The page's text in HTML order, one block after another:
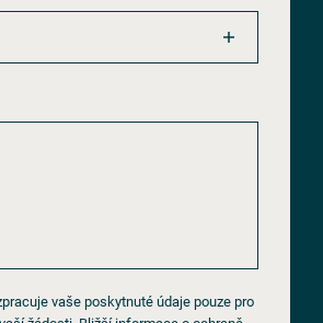
vaše poskytnuté údaje pouze pro